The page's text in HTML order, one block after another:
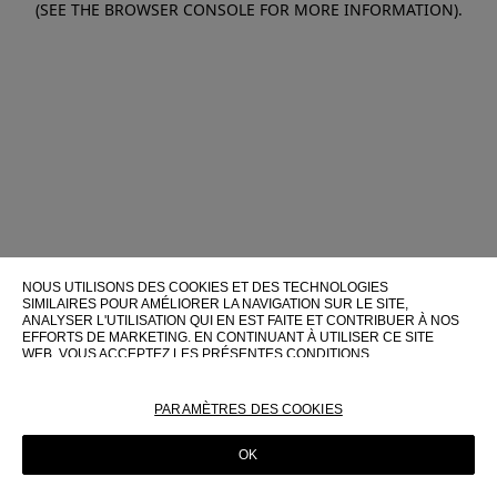
(SEE THE BROWSER CONSOLE FOR MORE INFORMATION).
NOUS UTILISONS DES COOKIES ET DES TECHNOLOGIES
SIMILAIRES POUR AMÉLIORER LA NAVIGATION SUR LE SITE,
ANALYSER L'UTILISATION QUI EN EST FAITE ET CONTRIBUER À NOS
EFFORTS DE MARKETING. EN CONTINUANT À UTILISER CE SITE
WEB, VOUS ACCEPTEZ LES PRÉSENTES CONDITIONS
POUR PLUS D'INFORMATIONS SUR CES TECHNOLOGIES ET LEUR
UTILISATION SUR CE SITE WEB, VEUILLEZ CONSULTER NOTRE
POLITIQUE EN MATIÈRE DE COOKIES
PARAMÈTRES DES COOKIES
OK